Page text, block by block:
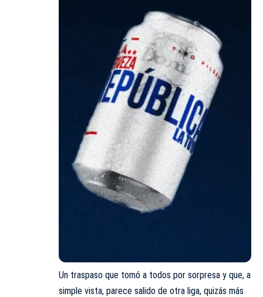
Un traspaso que tomó a todos por sorpresa y que, a
simple vista, parece salido de otra liga, quizás más